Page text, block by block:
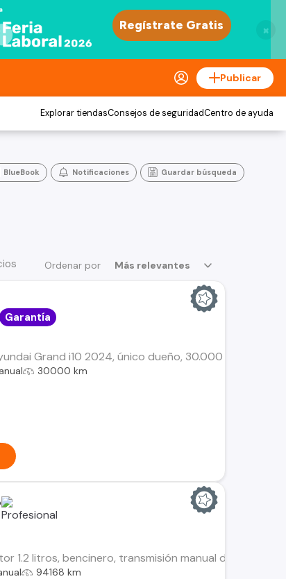
×
Publicar
Explorar tiendasConsejos de seguridadCentro de ayuda
BlueBook Notificaciones Guardar búsqueda
Ordenar por Más relevantes
Grand i10 2024, único dueño, 30.000 km.
Garantía
30000 km
1.2 litros, bencinero, transmisión manual de 5
94168 km